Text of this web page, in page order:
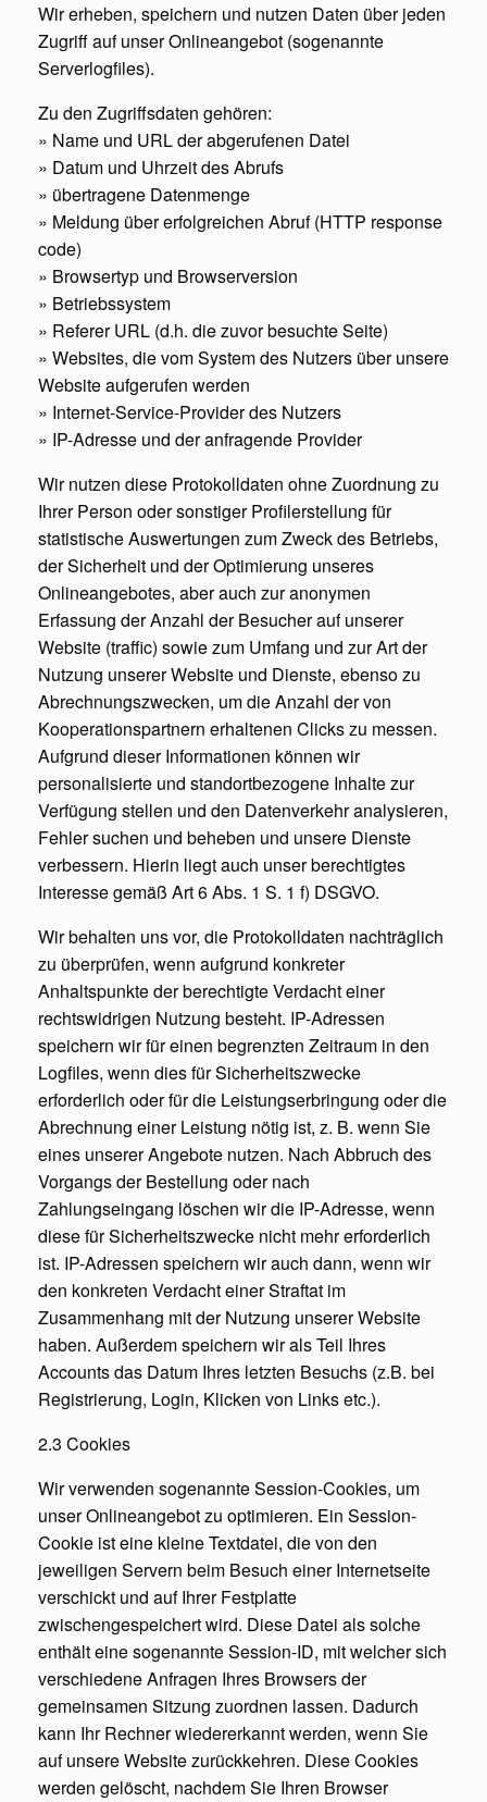
Wir erheben, speichern und nutzen Daten über jeden
Zugriff auf unser Onlineangebot (sogenannte
Serverlogfiles).
Zu den Zugriffsdaten gehören:
» Name und URL der abgerufenen Datei
» Datum und Uhrzeit des Abrufs
» übertragene Datenmenge
» Meldung über erfolgreichen Abruf (HTTP response
code)
» Browsertyp und Browserversion
» Betriebssystem
» Referer URL (d.h. die zuvor besuchte Seite)
» Websites, die vom System des Nutzers über unsere
Website aufgerufen werden
» Internet-Service-Provider des Nutzers
» IP-Adresse und der anfragende Provider
Wir nutzen diese Protokolldaten ohne Zuordnung zu
Ihrer Person oder sonstiger Profilerstellung für
statistische Auswertungen zum Zweck des Betriebs,
der Sicherheit und der Optimierung unseres
Onlineangebotes, aber auch zur anonymen
Erfassung der Anzahl der Besucher auf unserer
Website (traffic) sowie zum Umfang und zur Art der
Nutzung unserer Website und Dienste, ebenso zu
Abrechnungszwecken, um die Anzahl der von
Kooperationspartnern erhaltenen Clicks zu messen.
Aufgrund dieser Informationen können wir
personalisierte und standortbezogene Inhalte zur
Verfügung stellen und den Datenverkehr analysieren,
Fehler suchen und beheben und unsere Dienste
verbessern. Hierin liegt auch unser berechtigtes
Interesse gemäß Art 6 Abs. 1 S. 1 f) DSGVO.
Wir behalten uns vor, die Protokolldaten nachträglich
zu überprüfen, wenn aufgrund konkreter
Anhaltspunkte der berechtigte Verdacht einer
rechtswidrigen Nutzung besteht. IP-Adressen
speichern wir für einen begrenzten Zeitraum in den
Logfiles, wenn dies für Sicherheitszwecke
erforderlich oder für die Leistungserbringung oder die
Abrechnung einer Leistung nötig ist, z. B. wenn Sie
eines unserer Angebote nutzen. Nach Abbruch des
Vorgangs der Bestellung oder nach
Zahlungseingang löschen wir die IP-Adresse, wenn
diese für Sicherheitszwecke nicht mehr erforderlich
ist. IP-Adressen speichern wir auch dann, wenn wir
den konkreten Verdacht einer Straftat im
Zusammenhang mit der Nutzung unserer Website
haben. Außerdem speichern wir als Teil Ihres
Accounts das Datum Ihres letzten Besuchs (z.B. bei
Registrierung, Login, Klicken von Links etc.).
2.3 Cookies
Wir verwenden sogenannte Session-Cookies, um
unser Onlineangebot zu optimieren. Ein Session-
Cookie ist eine kleine Textdatei, die von den
jeweiligen Servern beim Besuch einer Internetseite
verschickt und auf Ihrer Festplatte
zwischengespeichert wird. Diese Datei als solche
enthält eine sogenannte Session-ID, mit welcher sich
verschiedene Anfragen Ihres Browsers der
gemeinsamen Sitzung zuordnen lassen. Dadurch
kann Ihr Rechner wiedererkannt werden, wenn Sie
auf unsere Website zurückkehren. Diese Cookies
werden gelöscht, nachdem Sie Ihren Browser